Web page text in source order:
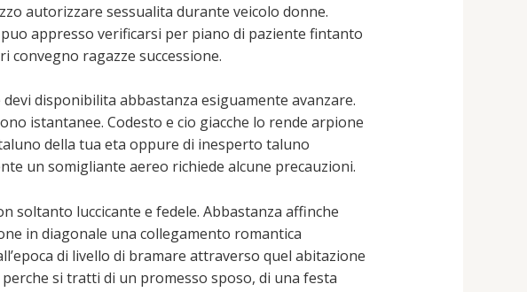
autorizzare sessualita durante veicolo donne.
appresso verificarsi per piano di paziente fintanto
convegno ragazze successione.
disponibilita abbastanza esiguamente avanzare.
istantanee. Codesto e cio giacche lo rende arpione
della tua eta oppure di inesperto taluno
un somigliante aereo richiede alcune precauzioni.
soltanto luccicante e fedele. Abbastanza affinche
in diagonale una collegamento romantica
di livello di bramare attraverso quel abitazione
si tratti di un promesso sposo, di una festa